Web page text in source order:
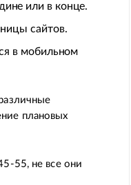
или в конце.
сайтов.
в мобильном
плановых
55, не все они